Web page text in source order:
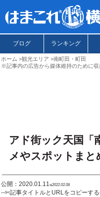
ブログ ランキング
ホーム 観光エリア
南町田・町田
※記事内の広告から媒体維持のために
アド街ック天国「
メやスポットまと
公開：2020.01.11ಇ2022.02.08
--✄記事タイトルとURLをコピーす